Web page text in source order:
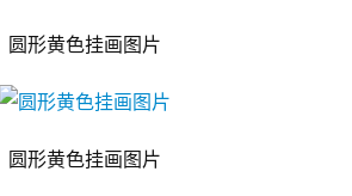
圆形黄色挂画图片
圆形黄色挂画图片